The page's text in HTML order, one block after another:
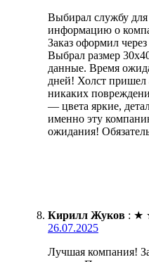
Выбирал службу
информацию о
Заказ оформил
Выбрал размер
данные. Время
дней! Холст пришел
никаких
— цвета яркие,
именно эту
ожидания!
Кирилл Жуков : ★
26.07.2025
Лучшая компания!